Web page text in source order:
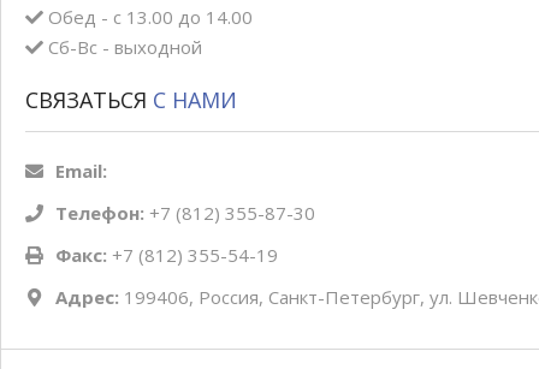
Обед - с 13.00 до 14.00
Сб-Вс - выходной
СВЯЗАТЬСЯ С НАМИ
Email:
Телефон: +7 (812) 355-87-30
Факс: +7 (812) 355-54-19
Адрес: 199406, Россия, Санкт-Петербург, ул.